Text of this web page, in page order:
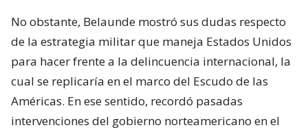
No obstante, Belaunde mostró sus dudas respecto
de la estrategia militar que maneja Estados Unidos
para hacer frente a la delincuencia internacional, la
cual se replicaría en el marco del Escudo de las
Américas. En ese sentido, recordó pasadas
intervenciones del gobierno norteamericano en el